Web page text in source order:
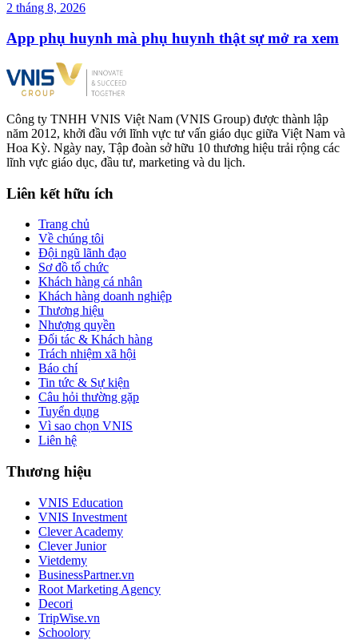
2 tháng 8, 2026
App phụ huynh mà phụ huynh thật sự mở ra xem
Công ty TNHH VNIS Việt Nam (VNIS Group) được thành lập
năm 2012, khởi đầu với lĩnh vực tư vấn giáo dục giữa Việt Nam và
Hoa Kỳ. Ngày nay, Tập đoàn sở hữu 10 thương hiệu trải rộng các
lĩnh vực giáo dục, đầu tư, marketing và du lịch.
Liên kết hữu ích
Trang chủ
Về chúng tôi
Đội ngũ lãnh đạo
Sơ đồ tổ chức
Khách hàng cá nhân
Khách hàng doanh nghiệp
Thương hiệu
Nhượng quyền
Đối tác & Khách hàng
Trách nhiệm xã hội
Báo chí
Tin tức & Sự kiện
Câu hỏi thường gặp
Tuyển dụng
Vì sao chọn VNIS
Liên hệ
Thương hiệu
VNIS Education
VNIS Investment
Clever Academy
Clever Junior
Vietdemy
BusinessPartner.vn
Root Marketing Agency
Decori
TripWise.vn
Schoolory